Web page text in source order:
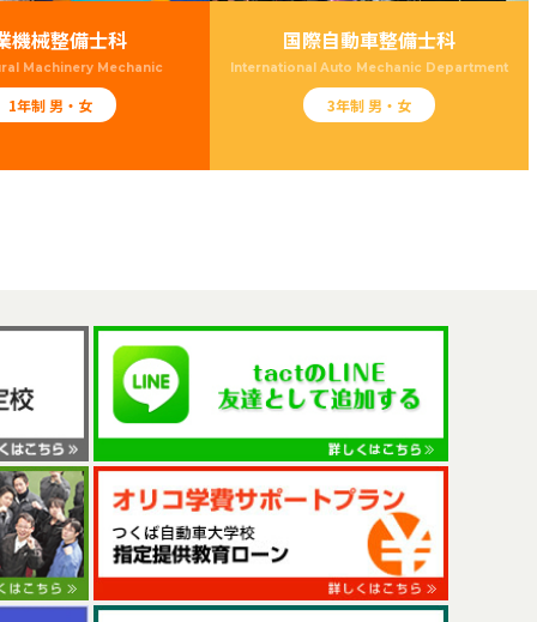
機械整備士科
Machinery Mechanic
1年制 男・女
国際自動車整備士科
International Auto Mechanic Department
3年制 男・女